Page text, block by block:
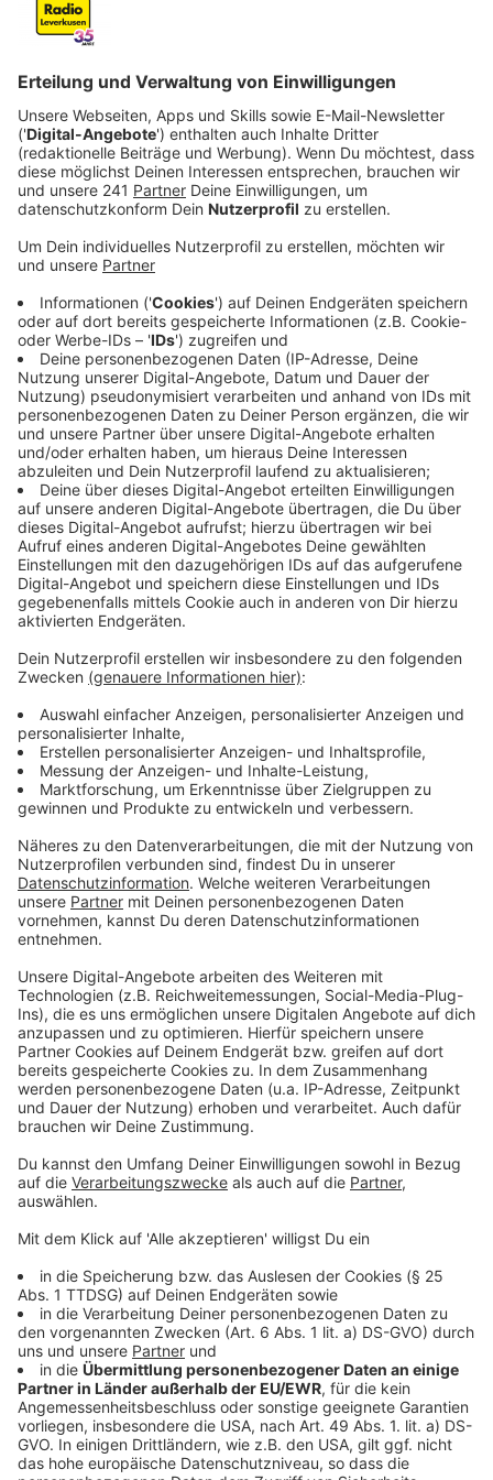
Veröffentlicht:
Stabilisierung durch Tariferhöhung
Anzeige
Ein Jahr ist es her, dass die Tarife für Leverkusener
Taxis erhöht wurden – als Reaktion auf die schwierige
Situation der Branche. Das hat geholfen. Sagt die
Taxigenossenschaft. Schwierigkeiten macht aber
zunehmend die Dumping-Konkurrenz.
Anzeige
Die Erhöhung der Taxitarife sei notwendig und richtig
gewesen. Sie habe die Taxibranche bei uns in der
Stadt innerhalb eines Jahres stabilisiert, sagt die
Genossenschaft im Gespräch mit RL. Langfristig bleibt
aber das Konkurrenzproblem mit Dumping-
Fahrdiensten wie Uber.
Anzeige
Anzeige
Die Taxigenossenschaft beklagt, diese Anbieter
einhalten. Also die Pause am Entsendungsort
zwischen den Fahrten. Auch wegen fehlender
Genehmigungen hatte es vor kurzem eine
Kontrollaktion der Polizei gegeben.
Anzeige
Mehr Meldungen aus Leverkusen
Großbrand Leverkusen: Sirene verkündet Entwarnung
IHK fordert Rücknahme des Ratsbeschlusses zu
verkaufsoffenen Sonntagen in Leverkusen
Allerheiligen in Leverkusen: Friedhofswege gesperrt
Anzeige